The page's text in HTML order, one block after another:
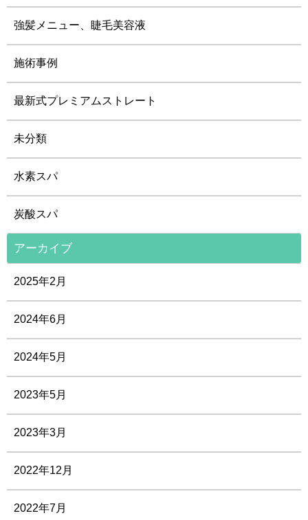
強髪メニュー、睫毛美容液
施術事例
最新式プレミアムストレート
未分類
水素スパ
炭酸スパ
アーカイブ
2025年2月
2024年6月
2024年5月
2023年5月
2023年3月
2022年12月
2022年7月